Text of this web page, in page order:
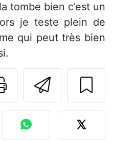
tombe bien c’est un
je teste plein de
qui peut très bien
Imprimer
une
photo de